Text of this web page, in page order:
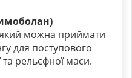
можна приймати
для поступового
рельєфної маси.